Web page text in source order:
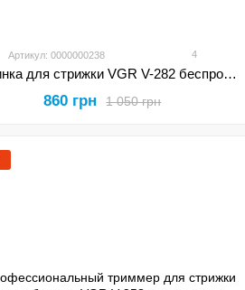
Артикул: 0000000238 4
Машинка для стрижки VGR V-282 беспроводная аккумуляторная профессиональная 6 насадок
1 050 грн
860 грн